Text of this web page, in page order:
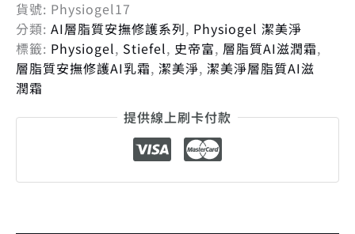
貨號: Physiogel17
分類: AI層脂質安撫修護系列, Physiogel 潔美淨
標籤: Physiogel, Stiefel, 史帝富, 層脂質AI滋潤霜,
層脂質安撫修護AI乳霜, 潔美淨, 潔美淨層脂質AI滋
潤霜
提供線上刷卡付款